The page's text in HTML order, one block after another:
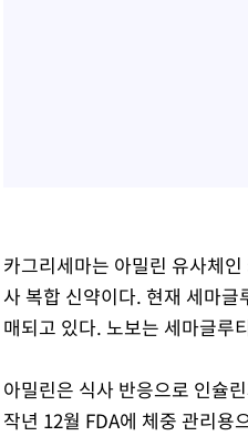
카그리세마는 아밀린 유사체
사 복합 신약이다. 현재 세마
매되고 있다. 노보는 세마글루
아밀린은 식사 반응으로 인슐
작년 12월 FDA에 체중 관리용